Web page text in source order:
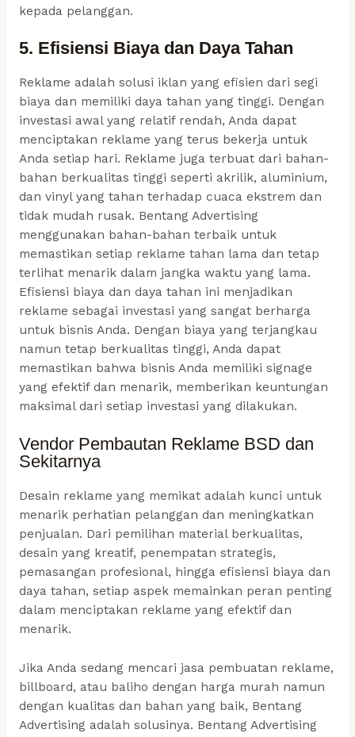
kepada pelanggan.
5. Efisiensi Biaya dan Daya Tahan
Reklame adalah solusi iklan yang efisien dari segi
biaya dan memiliki daya tahan yang tinggi. Dengan
investasi awal yang relatif rendah, Anda dapat
menciptakan reklame yang terus bekerja untuk
Anda setiap hari. Reklame juga terbuat dari bahan-
bahan berkualitas tinggi seperti akrilik, aluminium,
dan vinyl yang tahan terhadap cuaca ekstrem dan
tidak mudah rusak. Bentang Advertising
menggunakan bahan-bahan terbaik untuk
memastikan setiap reklame tahan lama dan tetap
terlihat menarik dalam jangka waktu yang lama.
Efisiensi biaya dan daya tahan ini menjadikan
reklame sebagai investasi yang sangat berharga
untuk bisnis Anda. Dengan biaya yang terjangkau
namun tetap berkualitas tinggi, Anda dapat
memastikan bahwa bisnis Anda memiliki signage
yang efektif dan menarik, memberikan keuntungan
maksimal dari setiap investasi yang dilakukan.
Vendor Pembautan Reklame BSD dan
Sekitarnya
Desain reklame yang memikat adalah kunci untuk
menarik perhatian pelanggan dan meningkatkan
penjualan. Dari pemilihan material berkualitas,
desain yang kreatif, penempatan strategis,
pemasangan profesional, hingga efisiensi biaya dan
daya tahan, setiap aspek memainkan peran penting
dalam menciptakan reklame yang efektif dan
menarik.
Jika Anda sedang mencari jasa pembuatan reklame,
billboard, atau baliho dengan harga murah namun
dengan kualitas dan bahan yang baik, Bentang
Advertising adalah solusinya. Bentang Advertising